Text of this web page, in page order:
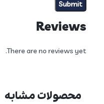
Reviews
There are no reviews yet.
محصولات مشابه